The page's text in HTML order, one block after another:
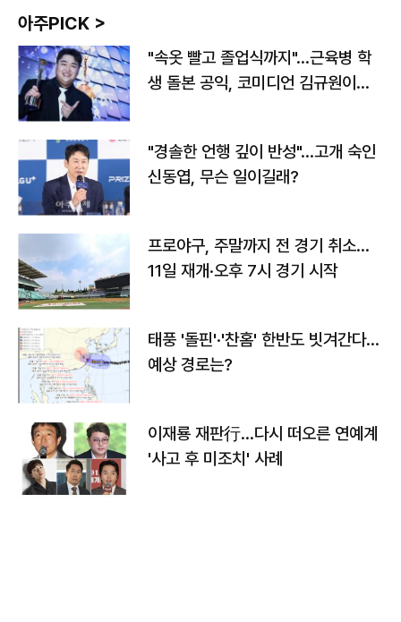
아주PICK >
"속옷 빨고 졸업식까지"…근육병 학
생 돌본 공익, 코미디언 김규원이었
"경솔한 언행 깊이 반성"…고개 숙인
신동엽, 무슨 일이길래?
프로야구, 주말까지 전 경기 취소…
11일 재개·오후 7시 경기 시작
태풍 '돌핀'·'찬홈' 한반도 빗겨간다…
예상 경로는?
이재룡 재판行…다시 떠오른 연예계
'사고 후 미조치' 사례